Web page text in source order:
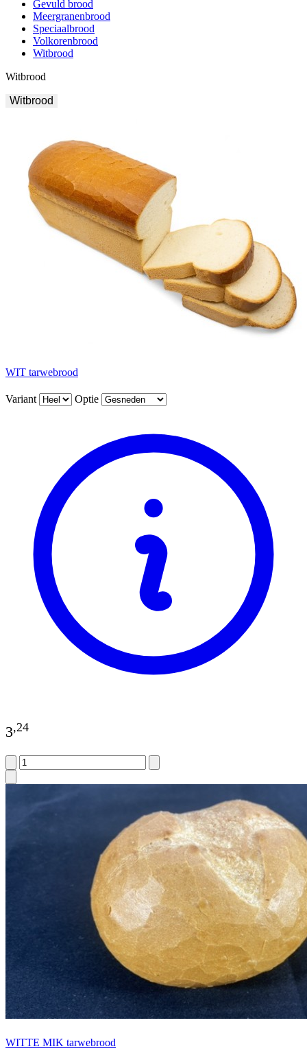
Gevuld brood
Meergranenbrood
Speciaalbrood
Volkorenbrood
Witbrood
Witbrood
Witbrood
WIT tarwebrood
Variant Optie
3,24
WITTE MIK tarwebrood